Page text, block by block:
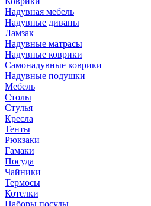
Надувная мебель
Надувные диваны
Ламзак
Надувные матрасы
Надувные коврики
Самонадувные коврики
Надувные подушки
Мебель
Столы
Стулья
Кресла
Тенты
Рюкзаки
Гамаки
Посуда
Чайники
Термосы
Котелки
Наборы посуды